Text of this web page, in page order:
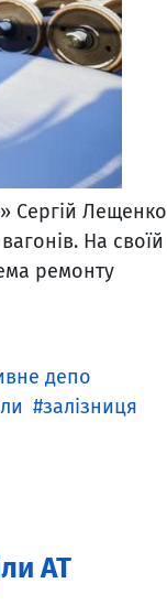
Сергій Лещенко
На своїй
ремонту
депо
залізниця
АТ